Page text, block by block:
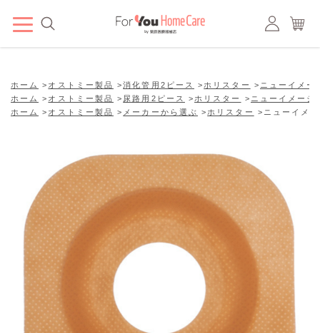
ホーム > オストミー製品 >消化管用2ピース > ホリスター > ニューイメー
ホーム
> オストミー製品 > 尿路用2ピース > ホリスター > ニューイメージ
ホーム
> オストミー製品 > メーカーから選ぶ > ホリスター > ニューイメ